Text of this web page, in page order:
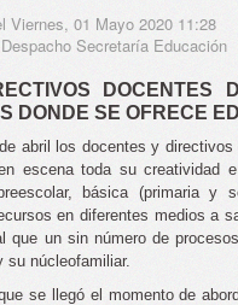
Viernes, 01 Mayo 2020 11:28
Secretaría Educación
DOCENTES
DONDE SE OFRECE
abril los docentes y
escena toda su creatividad
básica (primaria y
en diferentes medios a
que un sin número de
su núcleofamiliar.
se llegó el momento de